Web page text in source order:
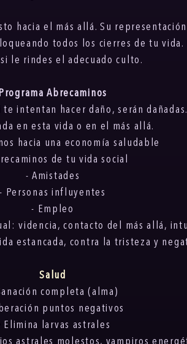
hacia el más allá. Su
todos los cierres de tu
le rindes el adecuado culto.
Programa Abrecaminos
te intentan hacer daño, serán
en esta vida o en el más allá.
hacia una economía saludable
de tu vida social
- Amistades
- Personas influyentes
- Empleo
videncia, contacto del más allá,
estancada, contra la tristeza y
Salud
completa (alma)
puntos negativos
Elimina larvas astrales
astrales molestos, vampiros